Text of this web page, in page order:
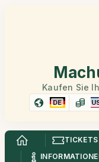
Kaufen Sie
DE
TICKETS